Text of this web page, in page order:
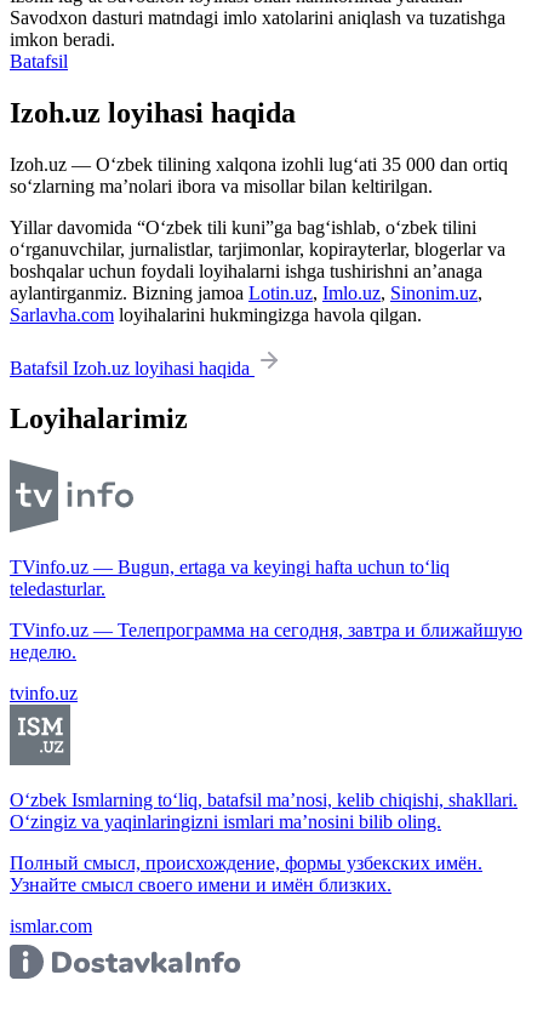
Savodxon dasturi matndagi imlo xatolarini aniqlash va tuzatishga
imkon beradi.
Batafsil
Izoh.uz loyihasi haqida
Izoh.uz — O‘zbek tilining xalqona izohli lug‘ati 35 000 dan ortiq
so‘zlarning ma’nolari ibora va misollar bilan keltirilgan.
Yillar davomida “O‘zbek tili kuni”ga bag‘ishlab, o‘zbek tilini
o‘rganuvchilar, jurnalistlar, tarjimonlar, kopirayterlar, blogerlar va
boshqalar uchun foydali loyihalarni ishga tushirishni an’anaga
aylantirganmiz. Bizning jamoa Lotin.uz, Imlo.uz, Sinonim.uz,
Sarlavha.com loyihalarini hukmingizga havola qilgan.
Batafsil Izoh.uz loyihasi haqida
Loyihalarimiz
TVinfo.uz — Bugun, ertaga va keyingi hafta uchun to‘liq
teledasturlar.
TVinfo.uz — Телепрограмма на сегодня, завтра и ближайшую
неделю.
tvinfo.uz
O‘zbek Ismlarning to‘liq, batafsil ma’nosi, kelib chiqishi, shakllari.
O‘zingiz va yaqinlaringizni ismlari ma’nosini bilib oling.
Полный смысл, происхождение, формы узбекских имён.
Узнайте смысл своего имени и имён близких.
ismlar.com